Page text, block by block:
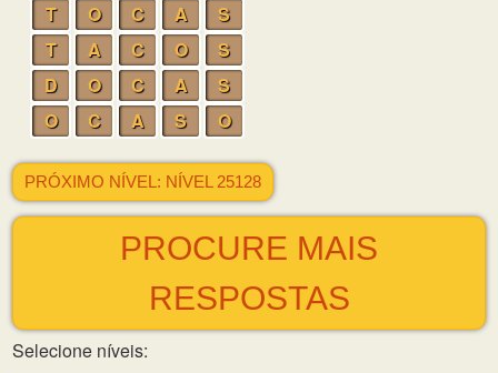
T
O C A
S
T
A C O
S
D
O C A
S
O
C A S O
PRÓXIMO NÍVEL: NÍVEL 25128
PROCURE MAIS
RESPOSTAS
Selecione níveis: